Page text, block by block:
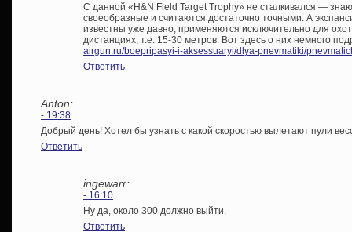
С данной «H&N Field Target Trophy» не сталкивался —
своеобразные и считаются достаточно точными. А
известны уже давно, применяются исключительно для
дистанциях, т.е. 15-30 метров. Вот здесь о них немного
airgun.ru/boepripasyi-i-aksessuaryi/dlya-pnevmatiki/
Ответить
Anton:
- 19:38
Добрый день! Хотел бы узнать с какой скоростью вылетают пули
Ответить
ingewarr:
- 16:10
Ну да, около 300 должно выйти.
Ответить